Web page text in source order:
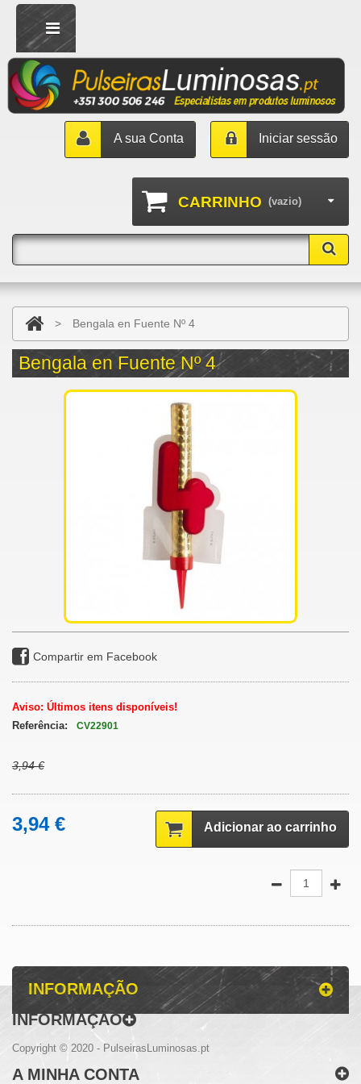
Iniciar sessão
A sua Conta
CARRINHO (vazio)
> Bengala en Fuente Nº 4
Bengala en Fuente Nº 4
Compartir em Facebook
Aviso: Últimos itens disponíveis!
Referência:
CV22901
3,94 €
3,94 € Adicionar ao carrinho
INFORMAÇÃO
INFORMAÇÃO
Copyright © 2020 - PulseirasLuminosas.pt
A MINHA CONTA